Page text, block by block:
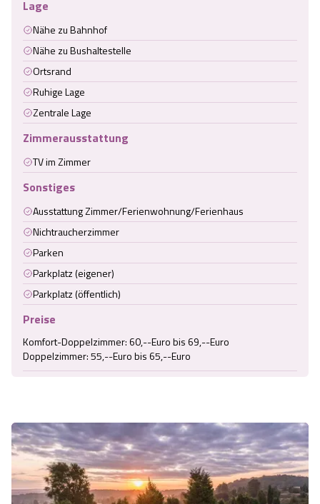
Lage
Nähe zu Bahnhof
Nähe zu Bushaltestelle
Ortsrand
Ruhige Lage
Zentrale Lage
Zimmerausstattung
TV im Zimmer
Sonstiges
Ausstattung Zimmer/Ferienwohnung/Ferienhaus
Nichtraucherzimmer
Parken
Parkplatz (eigener)
Parkplatz (öffentlich)
Preise
Komfort-Doppelzimmer: 60,--Euro bis 69,--Euro
Doppelzimmer: 55,--Euro bis 65,--Euro